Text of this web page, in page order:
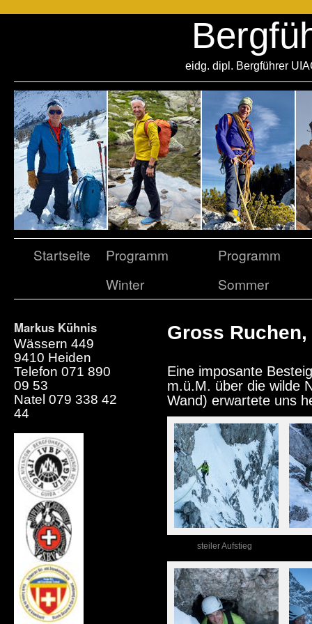
eidg. dipl. Bergführer
Startseite
Programm
Winter
Programm
Sommer
Markus Kühnis
Wässern 449
9410 Heiden
Telefon 071 890
09 53
Natel 079 338 42
44
Gross
Eine imposante
m.ü.M. über die wilde
Wand) erwartete uns
steiler Aufstieg